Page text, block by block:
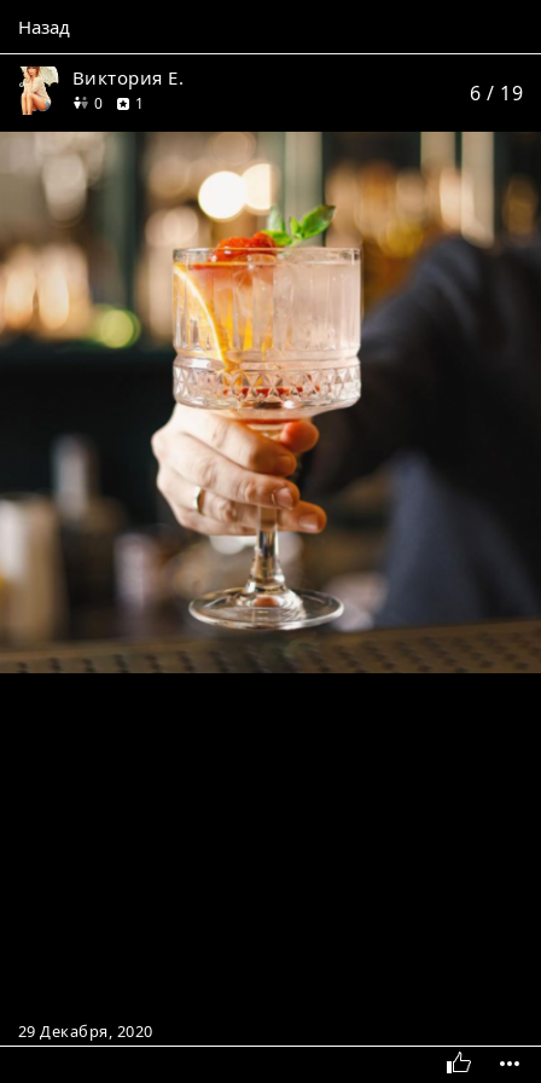
Назад
Виктория Е.
0друзей
1 6 / 19
29 Декабря, 2020